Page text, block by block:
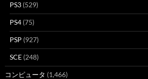
PS3 (529)
PS4 (75)
PSP (927)
SCE (248)
コンピュータ (1,466)